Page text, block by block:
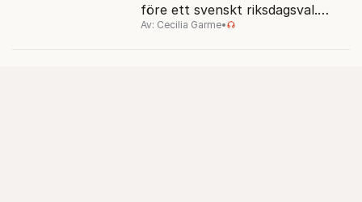
före ett svenskt riksdagsval.
Resultatet kan ge skolfrågan ny
Av: Cecilia Garme•